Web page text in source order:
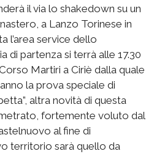
il via lo shakedown su un
a Lanzo Torinese in
l’area service dello
di partenza si terrà alle 17.30
Martiri a Ciriè dalla quale
la prova speciale di
altra novità di questa
fortemente voluto dal
al fine di
territorio sarà quello da